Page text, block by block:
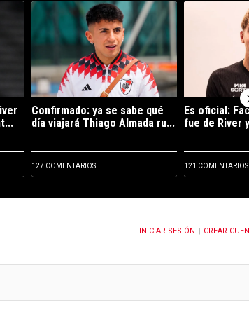
el título "Kevin Castaño se va de River y jugará en
Un artículo de tendencia con el título
Confirmado: ya se sabe qué
día viajará Thiago Almada ru...
127 COMENTARIOS
Un artículo
Es oficial:
fue de River
121 COMENTARIOS
SE PUBLIQUEN NUEVOS COMENTARIOSINICIAR SESIÓN CREAR